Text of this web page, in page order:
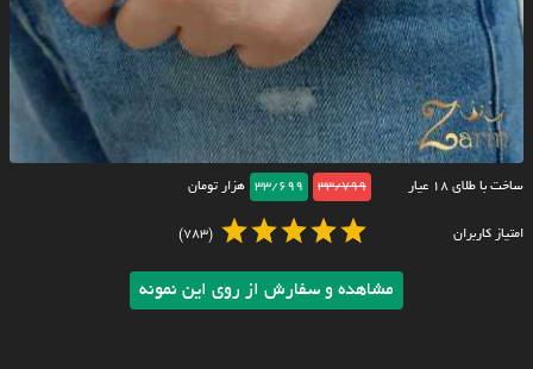
ساخت با طلای ۱۸ عیار 33/799
33/699 هزار تومان
امتیاز کاربران (783)
مشاهده و سفارش از روی این نمونه